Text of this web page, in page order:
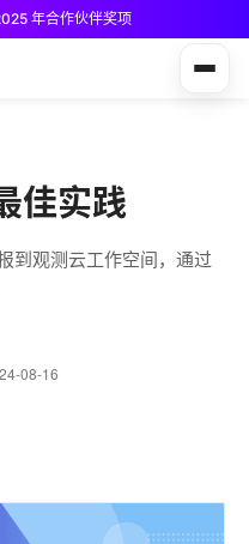
年合作伙伴奖项
佳实践
到观测云工作空间，通过
08-16